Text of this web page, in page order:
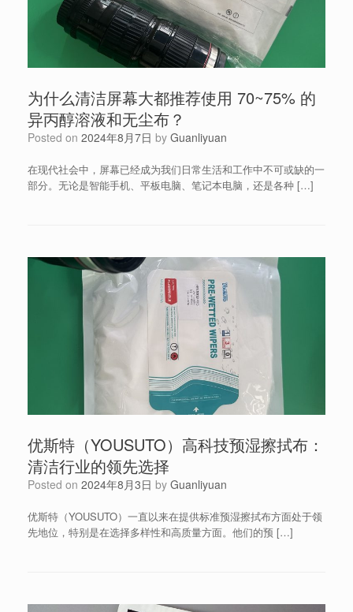
为什么清洁屏幕大都推荐使用 70~75% 的
异丙醇溶液和无尘布？
Posted on 2024年8月7日 by Guanliyuan
在现代社会中，屏幕已经成为我们日常生活和工作中不可或缺的一
部分。无论是智能手机、平板电脑、笔记本电脑，还是各种 […]
优斯特（YOUSUTO）高科技预湿擦拭布：
清洁行业的领先选择
Posted on 2024年8月3日 by Guanliyuan
优斯特（YOUSUTO）一直以来在提供标准预湿擦拭布方面处于领
先地位，特别是在选择多样性和高质量方面。他们的预 […]